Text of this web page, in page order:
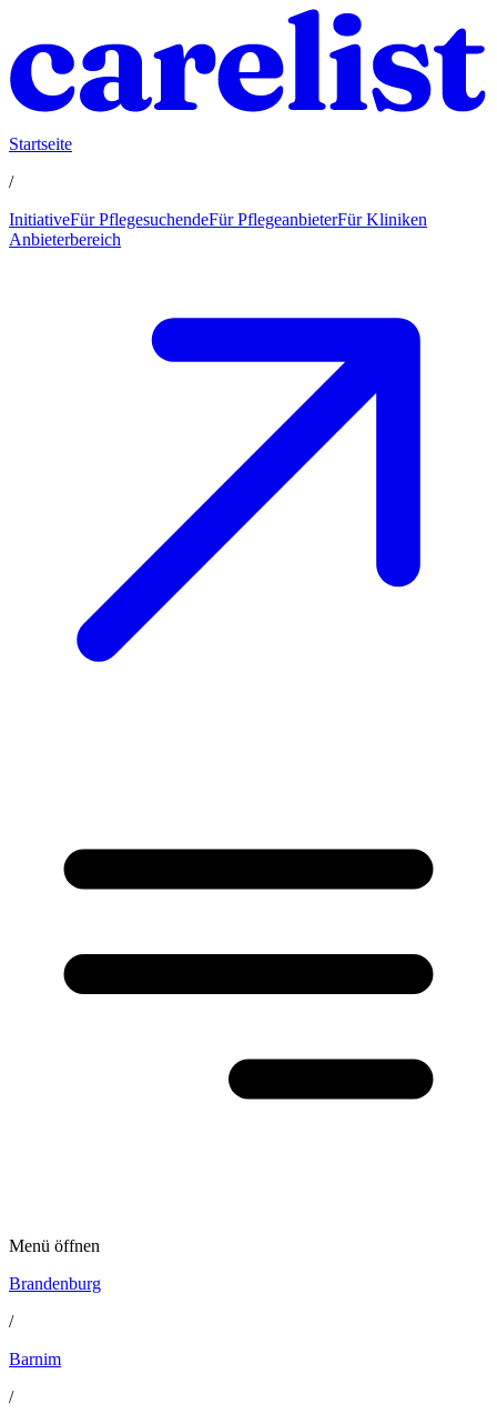
Startseite
/
InitiativeFür PflegesuchendeFür PflegeanbieterFür Kliniken
Anbieterbereich
Menü öffnen
Brandenburg
/
Barnim
/